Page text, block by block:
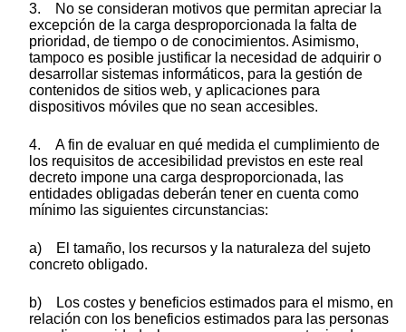
3. No se consideran motivos que permitan apreciar la
excepción de la carga desproporcionada la falta de
prioridad, de tiempo o de conocimientos. Asimismo,
tampoco es posible justificar la necesidad de adquirir o
desarrollar sistemas informáticos, para la gestión de
contenidos de sitios web, y aplicaciones para
dispositivos móviles que no sean accesibles.
4. A fin de evaluar en qué medida el cumplimiento de
los requisitos de accesibilidad previstos en este real
decreto impone una carga desproporcionada, las
entidades obligadas deberán tener en cuenta como
mínimo las siguientes circunstancias:
a) El tamaño, los recursos y la naturaleza del sujeto
concreto obligado.
b) Los costes y beneficios estimados para el mismo, en
relación con los beneficios estimados para las personas